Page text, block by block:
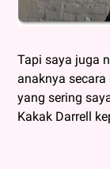
Tapi saya juga
anaknya
yang sering
Kakak Darrell